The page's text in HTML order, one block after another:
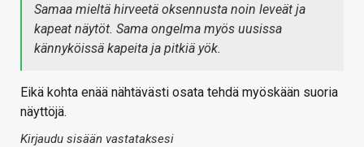
Samaa mieltä hirveetä oksennusta noin leveät ja
kapeat näytöt. Sama ongelma myös uusissa
kännyköissä kapeita ja pitkiä yök.
Eikä kohta enää nähtävästi osata tehdä myöskään suoria
näyttöjä.
Kirjaudu sisään vastataksesi